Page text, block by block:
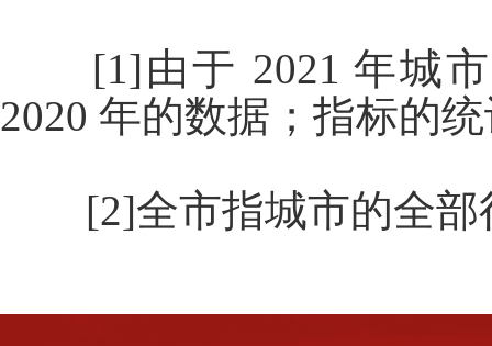
[1]由于 2021 年城
2020 年的数据；指标的
[2]全市指城市的全